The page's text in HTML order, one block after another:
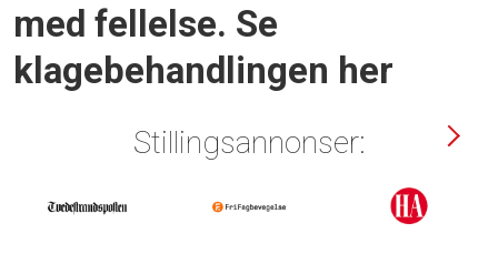
med fellelse. Se
klagebehandlingen her
Stillingsannonser: